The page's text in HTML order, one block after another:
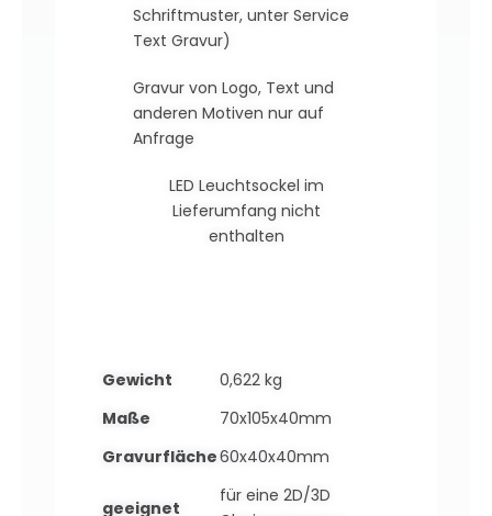
Schriftmuster, unter Service
Text Gravur)
Gravur von Logo, Text und
anderen Motiven nur auf
Anfrage
LED Leuchtsockel im
Lieferumfang nicht
enthalten
Gewicht
0,622 kg
Maße
70x105x40mm
Gravurfläche60x40x40mm
geeignet
für eine 2D/3D